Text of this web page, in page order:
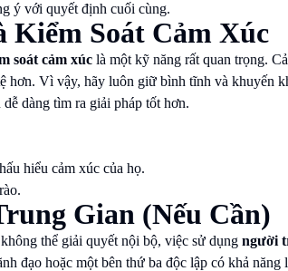
ý với quyết định cuối cùng.
Kiểm Soát Cảm Xúc
soát cảm xúc là một kỹ năng rất quan trọng.
hơn. Vì vậy, hãy luôn giữ bình tĩnh và khuyến
dàng tìm ra giải pháp tốt hơn.
hiểu cảm xúc của họ.
Gian (Nếu Cần)
thể giải quyết nội bộ, việc sử dụng người
đạo hoặc một bên thứ ba độc lập có khả năng